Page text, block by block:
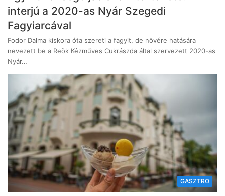
interjú a 2020-as Nyár Szegedi
Fagyiarcával
Fodor Dalma kiskora óta szereti a fagyit, de nővére hatására
nevezett be a Reök Kézműves Cukrászda által szervezett 2020-as
Nyár…
GASZTRO